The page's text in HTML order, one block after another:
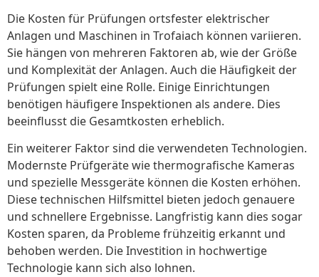
Die Kosten für Prüfungen ortsfester elektrischer
Anlagen und Maschinen in Trofaiach können variieren.
Sie hängen von mehreren Faktoren ab, wie der Größe
und Komplexität der Anlagen. Auch die Häufigkeit der
Prüfungen spielt eine Rolle. Einige Einrichtungen
benötigen häufigere Inspektionen als andere. Dies
beeinflusst die Gesamtkosten erheblich.
Ein weiterer Faktor sind die verwendeten Technologien.
Modernste Prüfgeräte wie thermografische Kameras
und spezielle Messgeräte können die Kosten erhöhen.
Diese technischen Hilfsmittel bieten jedoch genauere
und schnellere Ergebnisse. Langfristig kann dies sogar
Kosten sparen, da Probleme frühzeitig erkannt und
behoben werden. Die Investition in hochwertige
Technologie kann sich also lohnen.